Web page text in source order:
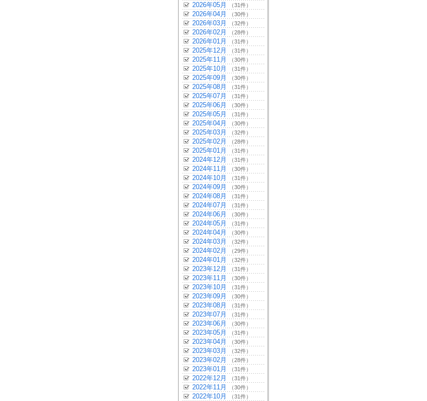
2026年05月 （31件）
2026年04月 （30件）
2026年03月 （32件）
2026年02月 （28件）
2026年01月 （31件）
2025年12月 （31件）
2025年11月 （30件）
2025年10月 （31件）
2025年09月 （30件）
2025年08月 （31件）
2025年07月 （31件）
2025年06月 （30件）
2025年05月 （31件）
2025年04月 （30件）
2025年03月 （32件）
2025年02月 （28件）
2025年01月 （31件）
2024年12月 （31件）
2024年11月 （30件）
2024年10月 （31件）
2024年09月 （30件）
2024年08月 （31件）
2024年07月 （31件）
2024年06月 （30件）
2024年05月 （31件）
2024年04月 （30件）
2024年03月 （32件）
2024年02月 （29件）
2024年01月 （32件）
2023年12月 （31件）
2023年11月 （30件）
2023年10月 （31件）
2023年09月 （30件）
2023年08月 （31件）
2023年07月 （31件）
2023年06月 （30件）
2023年05月 （31件）
2023年04月 （30件）
2023年03月 （32件）
2023年02月 （28件）
2023年01月 （31件）
2022年12月 （31件）
2022年11月 （30件）
2022年10月 （31件）